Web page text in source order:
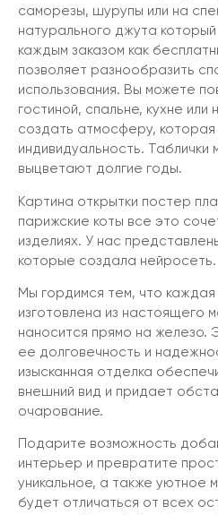
саморезы, шурупы или на
натурального джута
каждым заказом как
позволяет разнообразить
использования. Вы можете
гостиной, спальне, кухне или
создать атмосферу,
индивидуальность. Таблички
выцветают долгие годы.
Картина открытки постер
парижские коты все это
изделиях. У нас
которые создала нейросеть.
Мы гордимся тем, что каждая
изготовлена из настоящего
наносится прямо на железо.
ее долговечность и
изысканная отделка
внешний вид и придает
очарование.
Подарите возможность
интерьер и превратите
уникальное, а также уютное
будет отличаться от всех